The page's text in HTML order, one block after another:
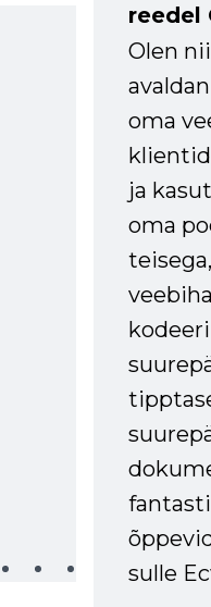
reedel
Olen
oma
ja
oma
sulle